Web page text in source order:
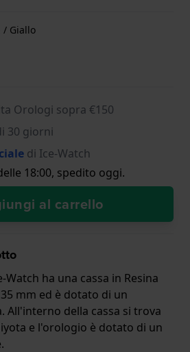
/ Giallo
Orologi sopra €150
30 giorni
di Ice-Watch
18:00, spedito oggi.
al carrello
ha una cassa in Resina
mm ed è dotato di un
All'interno della cassa si trova
e l'orologio è dotato di un